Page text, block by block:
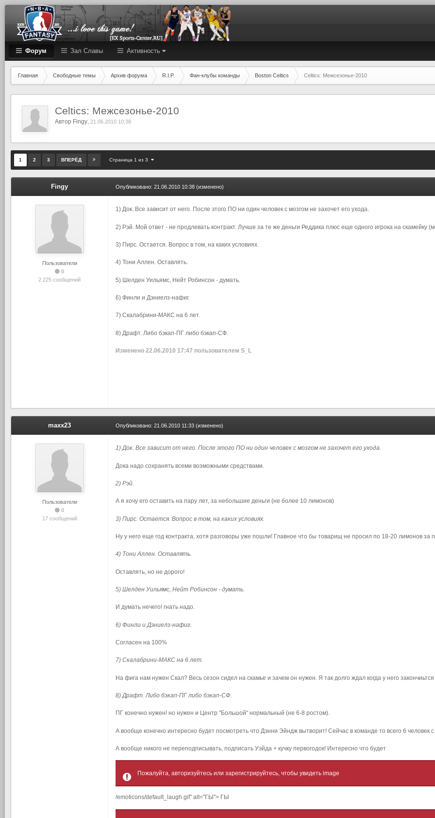
Форум Зал Cлавы Активность
Главная Свободные темы Архив форума R.I.P. Фан-клубы команды Boston Celtics Celtics: Межсезонье-2010
Celtics: Межсезонье-2010
Автор Fingy 21.06.2010 10:38
1 2 3 ВПЕРЁД Страница 1 из 3
Fingy
Пользователи
0
2 225 сообщений
Опубликовано: 21.06.2010 10:38 (изменено)
1) Док. Все зависит от него. После этого ПО ни один человек с мозгом не захочет его ухода.
2) Рэй. Мой ответ - не продлевать контракт. Лучше за те же деньги Реддика плюс еще одного игрока на скамейку
3) Пирс. Остается. Вопрос в том, на каких условиях.
4) Тони Аллен. Оставлять.
5) Шелден Уильямс, Нейт Робинсон - думать.
6) Финли и Дэниелз-нафиг.
7) Скалабрини-МАКС на 6 лет.
8) Драфт. Либо бэкап-ПГ либо бэкап-СФ.
Изменено 22.06.2010 17:47 пользователем S_L
maxx23
Пользователи
0
17 сообщений
Опубликовано: 21.06.2010 11:33 (изменено)
1) Док. Все зависит от него. После этого ПО ни один человек с мозгом не захочет его ухода.
Дока надо сохранять всеми возможными средствами.
2) Рэй.
А я хочу его оставить на пару лет, за небольшие деньги (не более 10 лимонов)
3) Пирс. Остается. Вопрос в том, на каких условиях.
Ну у него еще год контракта, хотя разговоры уже пошли! Главное что бы товарищ не просил по 18-20 лимонов за
4) Тони Аллен. Оставлять.
Оставлять, но не дорого!
5) Шелден Уильямс, Нейт Робинсон - думать.
И думать нечего! гнать надо.
6) Финли и Дэниелз-нафиг.
Согласен на 100%
7) Скалабрини-МАКС на 6 лет.
На фига нам нужен Скал? Весь сезон сидел на скамье и зачем он нужен. Я так долго ждал когда у него закончиьтся
8) Драфт. Либо бэкап-ПГ либо бэкап-СФ.
ПГ конечно нужен! но нужен и Центр "Большой" нормальный (не 6-8 ростом).
А вообще конечно интересно будет посмотреть что Дэнни Эйндж вытворит! Сейчас в команде то всего 6 человек с
А вообще никого не переподписывать, подписать Уэйда + кучку первогодок! Интересно что будет
Пожалуйта, авторизуйтесь или зарегистрируйтесь, чтобы увидеть image
/emoticons/default_laugh.gif" alt="ГЫ"> ГЫ